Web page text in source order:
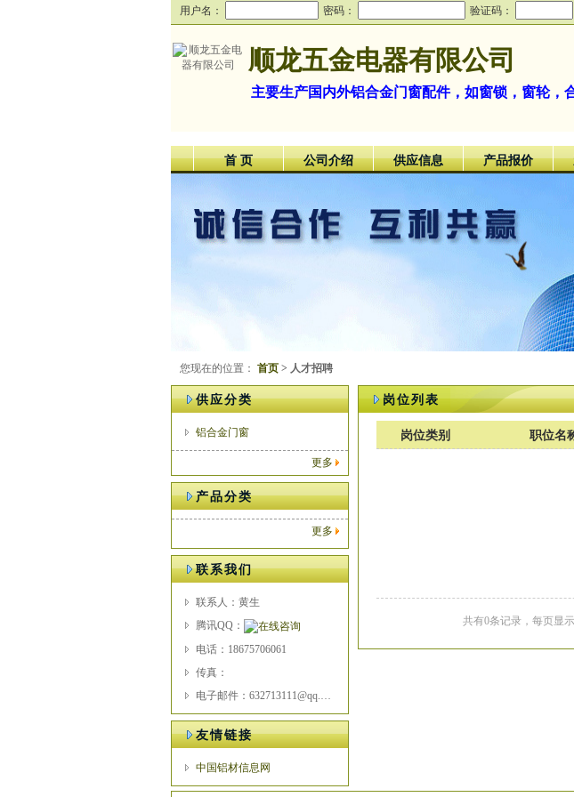
用户名： 密码： 验证码：
顺龙五金电器有限公司
主要生产国内外铝合金门窗配件，如窗锁，窗轮，
首 页 公司介绍 供应信息 产品报价
您现在的位置： 首页 > 人才招聘
供应分类
铝合金门窗
更多
产品分类
更多
联系我们
联系人：黄生
腾讯QQ：
电话：18675706061
传真：
电子邮件：632713111@qq.com
友情链接
中国铝材信息网
岗位列表
岗位类别 职位名
共有0条记录，每页显